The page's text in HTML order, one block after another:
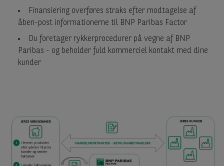
Finansiering overføres straks efter modtagelse af
åben-post informationerne til BNP Paribas Factor
Du foretager rykkerprocedurer på vegne af BNP
Paribas - og beholder fuld kommerciel kontakt med dine
kunder